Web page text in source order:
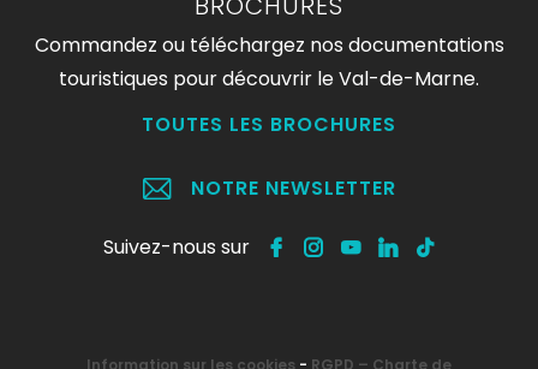
Commandez ou téléchargez nos documentations
touristiques pour découvrir le Val-de-Marne.
TOUTES LES BROCHURES
NOTRE NEWSLETTER
Suivez-nous sur
Information sur les cookies - RGPD – Charte de